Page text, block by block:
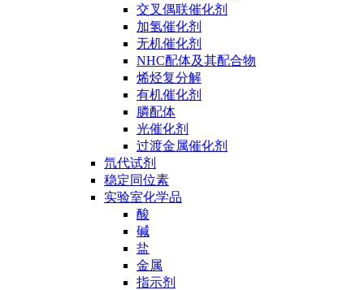
交叉偶联催化剂
加氢催化剂
无机催化剂
NHC配体及其配合物
烯烃复分解
有机催化剂
膦配体
光催化剂
过渡金属催化剂
氘代试剂
稳定同位素
实验室化学品
酸
碱
盐
金属
指示剂